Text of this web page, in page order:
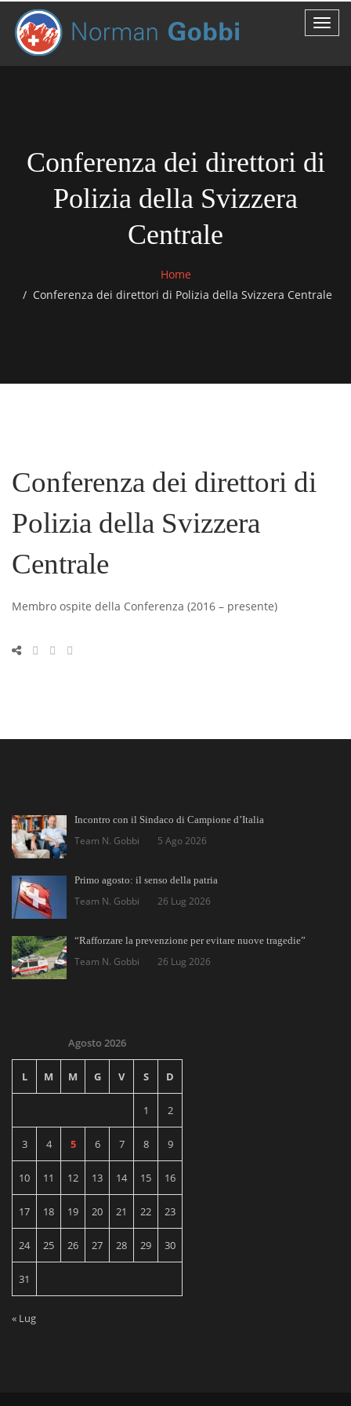
Conferenza dei direttori di
Polizia della Svizzera
Centrale
Home
Conferenza dei direttori di Polizia della Svizzera Centrale
Conferenza dei direttori di
Polizia della Svizzera
Centrale
Membro ospite della Conferenza (2016 – presente)
Incontro con il Sindaco di Campione d’Italia
Team N. Gobbi 5 Ago 2026
Primo agosto: il senso della patria
Team N. Gobbi 26 Lug 2026
“Rafforzare la prevenzione per evitare nuove tragedie”
Team N. Gobbi 26 Lug 2026
Agosto 2026
L M M G V S D
1 2
3 4 5 6 7 8 9
10 11 12 13 14 15 16
17 18 19 20 21 22 23
24 25 26 27 28 29 30
31
« Lug